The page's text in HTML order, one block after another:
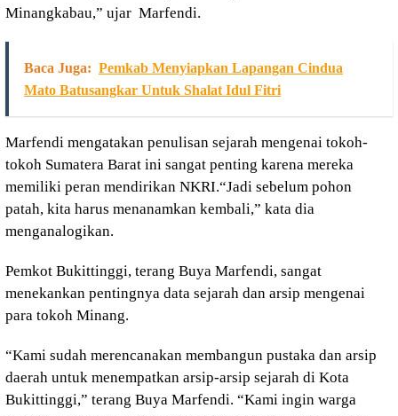
Minangkabau,” ujar Marfendi.
Baca Juga: Pemkab Menyiapkan Lapangan Cindua
Mato Batusangkar Untuk Shalat Idul Fitri
Marfendi mengatakan penulisan sejarah mengenai tokoh-
tokoh Sumatera Barat ini sangat penting karena mereka
memiliki peran mendirikan NKRI.“Jadi sebelum pohon
patah, kita harus menanamkan kembali,” kata dia
menganalogikan.
Pemkot Bukittinggi, terang Buya Marfendi, sangat
menekankan pentingnya data sejarah dan arsip mengenai
para tokoh Minang.
“Kami sudah merencanakan membangun pustaka dan arsip
daerah untuk menempatkan arsip-arsip sejarah di Kota
Bukittinggi,” terang Buya Marfendi. “Kami ingin warga